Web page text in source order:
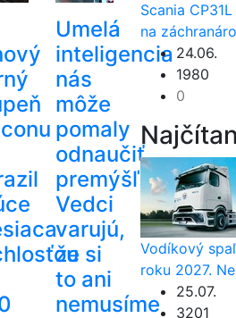
Umelá
inteligencia
nás
môže
pomaly
odnaučiť
premýšľať.
Vedci
varujú,
že si
to ani
nemusíme
Scania
na
24.06.
1980
0
Vodíkový
roku 2027.
25.07.
3201